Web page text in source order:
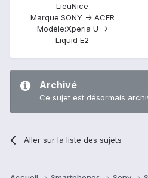
LieuNice
Marque:SONY -> ACER
Modèle:Xperia U ->
Liquid E2
Archivé
Ce sujet est désormais
Aller sur la liste des sujets